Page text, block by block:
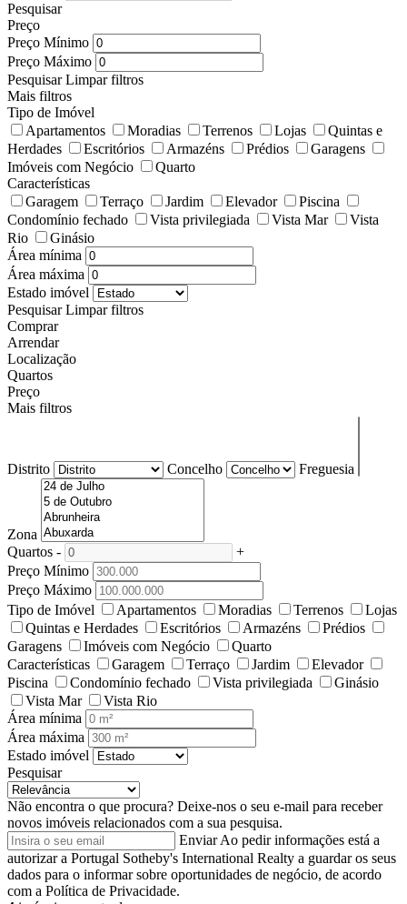
Pesquisar
Preço
Preço Mínimo
Preço Máximo
Pesquisar Limpar filtros
Mais filtros
Tipo de Imóvel
Apartamentos
Moradias Terrenos Lojas
Quintas e
Herdades
Escritórios Armazéns Prédios
Garagens
Imóveis com Negócio
Quarto
Características
Garagem
Terraço Jardim Elevador
Piscina
Condomínio fechado
Vista privilegiada Vista Mar
Vista
Rio
Ginásio
Área mínima
Área máxima
Estado imóvel
Pesquisar Limpar filtros
Comprar
Arrendar
Localização
Quartos
Preço
Mais filtros
Distrito Concelho Freguesia
Zona
Quartos -
+
Preço Mínimo
Preço Máximo
Tipo de Imóvel
Apartamentos Moradias Terrenos
Lojas
Quintas e Herdades
Escritórios Armazéns
Prédios
Garagens
Imóveis com Negócio
Quarto
Características
Garagem Terraço Jardim
Elevador
Piscina
Condomínio fechado Vista privilegiada
Ginásio
Vista Mar
Vista Rio
Área mínima
Área máxima
Estado imóvel
Pesquisar
Não encontra o que procura? Deixe-nos o seu e-mail para receber
novos imóveis relacionados com a sua pesquisa.
Enviar Ao pedir informações está a
autorizar a Portugal Sotheby's International Realty a guardar os seus
dados para o informar sobre oportunidades de negócio, de acordo
com a Política de Privacidade.